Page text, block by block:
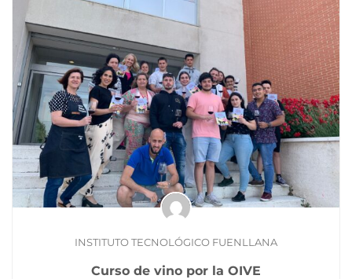
INSTITUTO TECNOLÓGICO FUENLLANA
Curso de vino por la OIVE